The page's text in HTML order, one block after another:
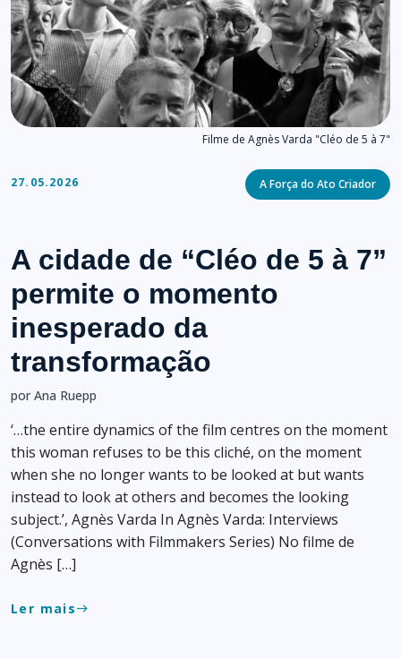
Filme de Agnès Varda "Cléo de 5 à 7"
27.05.2026 Categories
A Força do Ato Criador
A cidade de “Cléo de 5 à 7”
permite o momento
inesperado da
transformação
por Ana Ruepp
‘…the entire dynamics of the film centres on the moment
this woman refuses to be this cliché, on the moment
when she no longer wants to be looked at but wants
instead to look at others and becomes the looking
subject.’, Agnès Varda In Agnès Varda: Interviews
(Conversations with Filmmakers Series) No filme de
Agnès […]
Ler maiseast